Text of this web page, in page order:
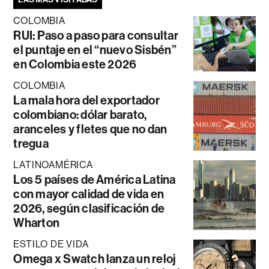
COLOMBIA
RUI: Paso a paso para consultar
el puntaje en el “nuevo Sisbén”
en Colombia este 2026
COLOMBIA
La mala hora del exportador
colombiano: dólar barato,
aranceles y fletes que no dan
tregua
LATINOAMÉRICA
Los 5 países de América Latina
con mayor calidad de vida en
2026, según clasificación de
Wharton
ESTILO DE VIDA
Omega x Swatch lanza un reloj